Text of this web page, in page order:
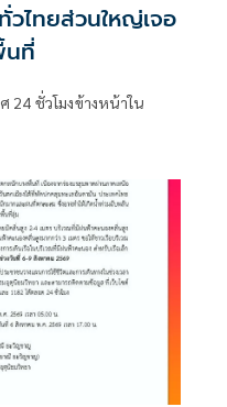
วไทยส่วนใหญ่เจอ
นที่
ชั่วโมงข้างหน้าใน